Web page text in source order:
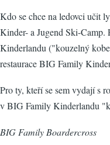
Kdo se chce na ledovci učit
Kinder- a Jugend Ski-Camp.
Kinderlandu ("kouzelný
restaurace BIG Family
Pro ty, kteří se sem vydají s
v BIG Family Kinderlandu
BIG Family Boardercross